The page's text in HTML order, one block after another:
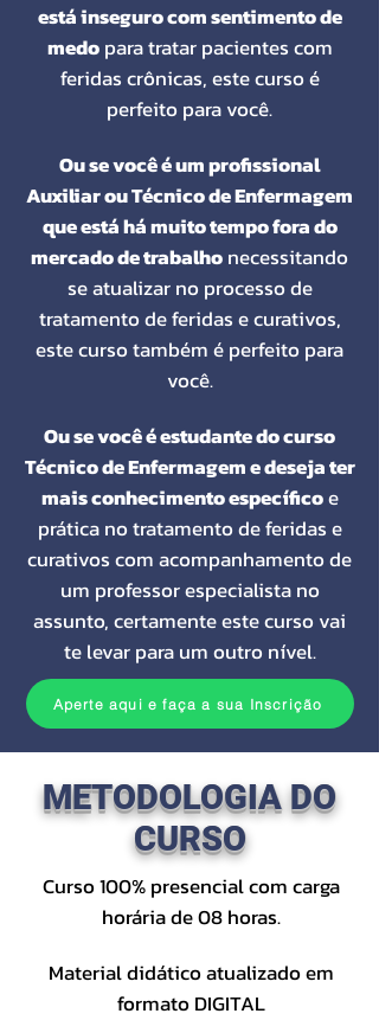
está inseguro com sentimento de
medopara tratar pacientes com
feridas crônicas, este curso é
perfeito para você.
Ou se você é um profissional
Auxiliar ou Técnico de Enfermagem
que está há muito tempo fora do
mercado de trabalhonecessitando
se atualizar no processo de
tratamento de feridas e curativos,
este curso também é perfeito para
você.
Ou se você é estudante do curso
Técnico de Enfermagem e deseja ter
mais conhecimento específicoe
prática no tratamento de feridas e
curativos com acompanhamento de
um professor especialista no
assunto, certamente este curso vai
te levar para um outro nível.
Aperte aqui e faça a sua Inscrição
METODOLOGIA DO
CURSO
Curso 100% presencial com carga
horária de 08 horas.
Material didático atualizado em
formato DIGITAL